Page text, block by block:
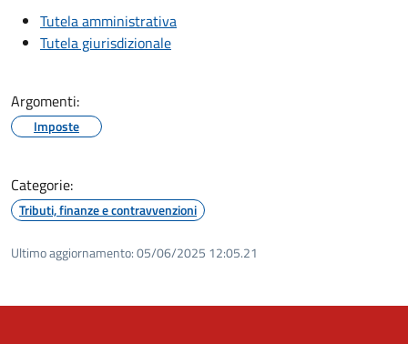
Tutela amministrativa
Tutela giurisdizionale
Argomenti:
Imposte
Categorie:
Tributi, finanze e contravvenzioni
Ultimo aggiornamento:05/06/2025 12:05.21